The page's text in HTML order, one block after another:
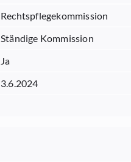
Rechtspflegekommission
Ständige Kommission
Ja
3.6.2024